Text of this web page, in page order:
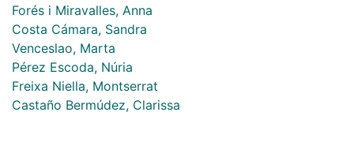
Forés i Miravalles, Anna
Costa Cámara, Sandra
Venceslao, Marta
Pérez Escoda, Núria
Freixa Niella, Montserrat
Castaño Bermúdez, Clarissa